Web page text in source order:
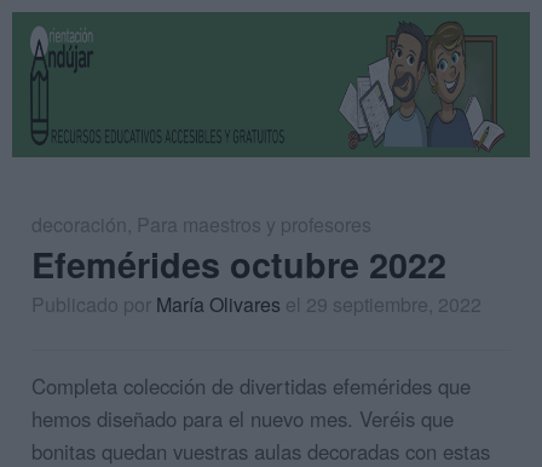
decoración, Para maestros y profesores
Efemérides octubre 2022
Publicado por María Olivares el 29 septiembre, 2022
Completa colección de divertidas efemérides que
hemos diseñado para el nuevo mes. Veréis que
bonitas quedan vuestras aulas decoradas con estas